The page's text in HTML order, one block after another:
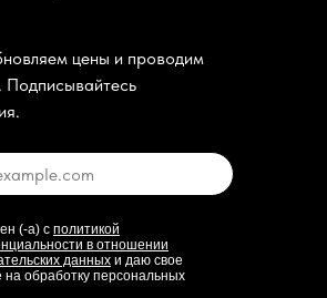
цены и проводим
(-а) с политикой
в отношении
данных и даю свое
на обработку персональных